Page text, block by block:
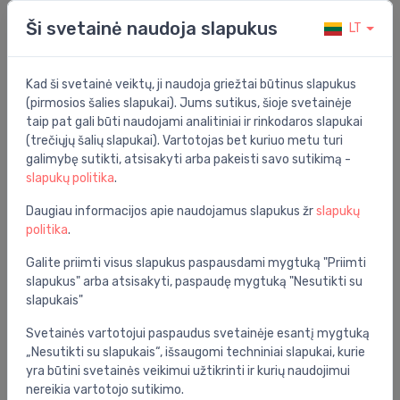
Bendrosios specifikacijos
Energijos efektyvumo klasė: b
Energijos efektyvumo skalė: a+ - f
Grupė: vandens tiekimas
Vieta: universalus
Produkto kodas: ES50V-TF7 EU
Barkodas:
Prekės ženklas: Haier
Ši svetainė naudoja slapukus LT
Kad ši svetainė veiktų, ji naudoja griežtai būtinus slapukus
(pirmosios šalies slapukai). Jums sutikus, šioje svetainėje
taip pat gali būti naudojami analitiniai ir rinkodaros slapukai
(trečiųjų šalių slapukai). Vartotojas bet kuriuo metu turi
galimybę sutikti, atsisakyti arba pakeisti savo sutikimą -
slapukų politika.
Daugiau informacijos apie naudojamus slapukus žrslapukų
politika.
Galite priimti visus slapukus paspausdami mygtuką "Priimti
slapukus" arba atsisakyti, paspaudę mygtuką "Nesutikti su
slapukais"
Svetainės vartotojui paspaudus svetainėje esantį mygtuką
„Nesutikti su slapukais“, išsaugomi techniniai slapukai, kurie
yra būtini svetainės veikimui užtikrinti ir kurių naudojimui
nereikia vartotojo sutikimo.